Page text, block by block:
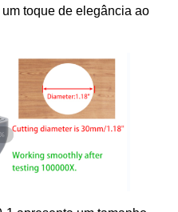
toque de elegância ao